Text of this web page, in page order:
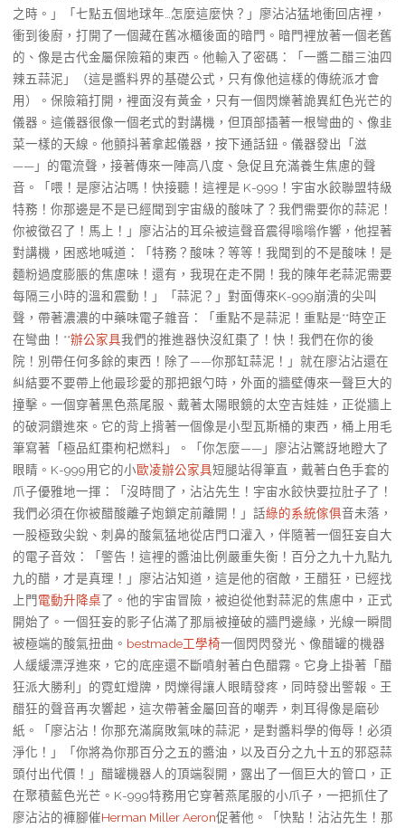
之時。」「七點五個地球年…怎麼這麼快？」廖沾沾猛地衝回店裡，
衝到後廚，打開了一個藏在舊冰櫃後面的暗門。暗門裡放著一個老舊
的、像是古代金屬保險箱的東西。他輸入了密碼：「一醬二醋三油四
辣五蒜泥」（這是醬料界的基礎公式，只有像他這樣的傳統派才會
用）。保險箱打開，裡面沒有黃金，只有一個閃爍著詭異紅色光芒的
儀器。這儀器很像一個老式的對講機，但頂部插著一根彎曲的、像韭
菜一樣的天線。他顫抖著拿起儀器，按下通話鈕。儀器發出「滋
——」的電流聲，接著傳來一陣高八度、急促且充滿養生焦慮的聲
音。「喂！是廖沾沾嗎！快接聽！這裡是 K-999！宇宙水餃聯盟特級
特務！你那邊是不是已經聞到宇宙級的酸味了？我們需要你的蒜泥！
你被徵召了！馬上！」廖沾沾的耳朵被這聲音震得嗡嗡作響，他捏著
對講機，困惑地喊道：「特務？酸味？等等！我聞到的不是酸味！是
麵粉過度膨脹的焦慮味！還有，我現在走不開！我的陳年老蒜泥需要
每隔三小時的溫和震動！」「蒜泥？」對面傳來K-999崩潰的尖叫
聲，帶著濃濃的中藥味電子雜音：「重點不是蒜泥！重點是**時空正
在彎曲！**辦公家具我們的推進器快沒紅棗了！快！我們在你的後
院！別帶任何多餘的東西！除了——你那缸蒜泥！」就在廖沾沾還在
糾結要不要帶上他最珍愛的那把銀勺時，外面的牆壁傳來一聲巨大的
撞擊。一個穿著黑色燕尾服、戴著太陽眼鏡的太空吉娃娃，正從牆上
的破洞鑽進來。它的背上揹著一個像是小型瓦斯桶的東西，桶上用毛
筆寫著「極品紅棗枸杞燃料」。「你怎麼——」廖沾沾驚訝地瞪大了
眼睛。K-999用它的小歐凌辦公家具短腿站得筆直，戴著白色手套的
爪子優雅地一揮：「沒時間了，沾沾先生！宇宙水餃快要拉肚子了！
我們必須在你被醋酸離子炮鎖定前離開！」話綠的系統傢俱音未落，
一股極致尖銳、刺鼻的酸氣猛地從店門口灌入，伴隨著一個狂妄自大
的電子音效：「警告！這裡的醬油比例嚴重失衡！百分之九十九點九
九的醋，才是真理！」廖沾沾知道，這是他的宿敵，王醋狂，已經找
上門電動升降桌了。他的宇宙冒險，被迫從他對蒜泥的焦慮中，正式
開始了。一個狂妄的影子佔滿了那扇被撞破的牆門邊緣，光線一瞬間
被極端的酸氣扭曲。 bestmade工學椅一個閃閃發光、像醋罐的機器
人緩緩漂浮進來，它的底座還不斷噴射著白色醋霧。它身上掛著「醋
狂派大勝利」的霓虹燈牌，閃爍得讓人眼睛發疼，同時發出警報。王
醋狂的聲音再次響起，這次帶著金屬回音的嘲弄，刺耳得像是磨砂
紙。「廖沾沾！你那充滿腐敗氣味的蒜泥，是對醬料學的侮辱！必須
淨化！」「你將為你那百分之五的醬油，以及百分之九十五的邪惡蒜
頭付出代價！」醋罐機器人的頂端裂開，露出了一個巨大的管口，正
在聚積藍色光芒。K-999特務用它穿著燕尾服的小爪子，一把抓住了
廖沾沾的褲腳催Herman Miller Aeron促著他。「快點！沾沾先生！那